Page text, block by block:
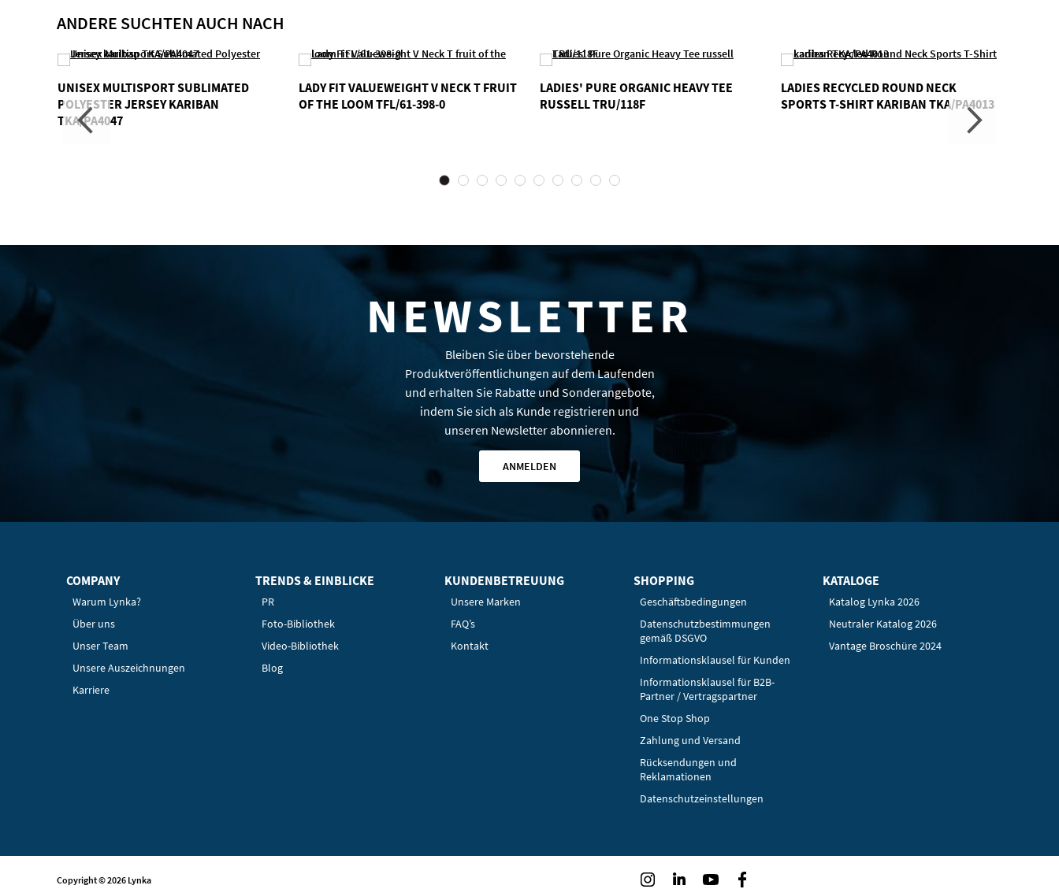
ANDERE SUCHTEN AUCH NACH
UNISEX MULTISPORT SUBLIMATED
POLYESTER JERSEY KARIBAN
TKA/PA4047
LADY FIT VALUEWEIGHT V NECK T FRUIT
OF THE LOOM TFL/61-398-0
LADIES' PURE ORGANIC HEAVY TEE
RUSSELL TRU/118F
LADIES RECYCLED ROUND NECK
SPORTS T-SHIRT KARIBAN TKA/PA4013
NEWSLETTER
Bleiben Sie über bevorstehende
Produktveröffentlichungen auf dem Laufenden
und erhalten Sie Rabatte und Sonderangebote,
indem Sie sich als Kunde registrieren und
unseren Newsletter abonnieren.
ANMELDEN
COMPANY
Warum Lynka?
Über uns
Unser Team
Unsere Auszeichnungen
Karriere
TRENDS & EINBLICKE
PR
Foto-Bibliothek
Video-Bibliothek
Blog
KUNDENBETREUUNG
Unsere Marken
FAQ’s
Kontakt
SHOPPING
Geschäftsbedingungen
Datenschutzbestimmungen
gemäß DSGVO
Informationsklausel für Kunden
Informationsklausel für B2B-
Partner / Vertragspartner
One Stop Shop
Zahlung und Versand
Rücksendungen und
Reklamationen
Datenschutzeinstellungen
KATALOGE
Katalog Lynka 2026
Neutraler Katalog 2026
Vantage Broschüre 2024
Copyright © 2026 Lynka